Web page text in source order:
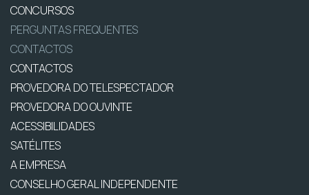
CONCURSOS
PERGUNTAS FREQUENTES
CONTACTOS
CONTACTOS
PROVEDORA DO TELESPECTADOR
PROVEDORA DO OUVINTE
ACESSIBILIDADES
SATÉLITES
A EMPRESA
CONSELHO GERAL INDEPENDENTE